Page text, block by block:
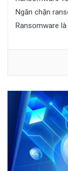
Ngăn chặn
Ransomware là